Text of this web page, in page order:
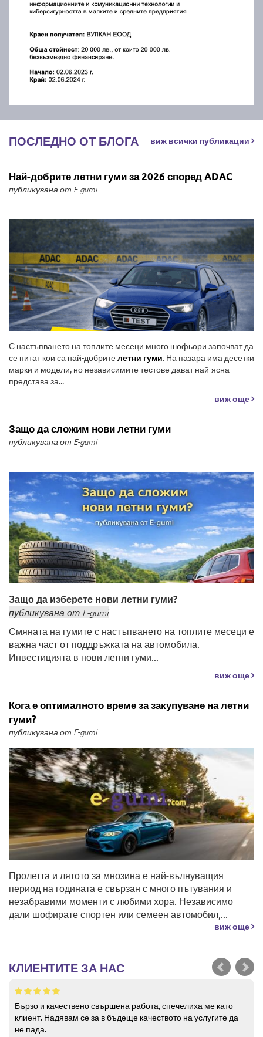
ПОСЛЕДНО ОТ БЛОГА виж всички публикации
Най-добрите летни гуми за 2026 според ADAC
публикувана от E-gumi
С настъпването на топлите месеци много шофьори започват да
се питат кои са най-добрителетни гуми. На пазара има десетки
марки и модели, но независимите тестове дават най-ясна
представа за...
виж още
Защо да сложим нови летни гуми
публикувана от E-gumi
Защо да изберете нови летни гуми?
публикувана от E-gumi
Смяната на гумите с настъпването на топлите месеци е
важна част от поддръжката на автомобила.
Инвестицията в нови летни гуми...
виж още
Кога е оптималното време за закупуване на летни
гуми?
публикувана от E-gumi
Пролетта и лятото за мнозина е най-вълнуващия
период на годината е свързан с много пътувания и
незабравими моменти с любими хора. Независимо
дали шофирате спортен или семеен автомобил,...
виж още
КЛИЕНТИТЕ ЗА НАС
Бързо и качествено свършена работа, спечелиха ме като
клиент. Надявам се за в бъдеще качеството на услугите да
не пада.